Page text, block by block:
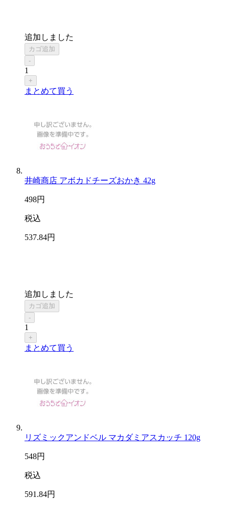
追加しました
カゴ追加
-
1
+
まとめて買う
井崎商店 アボカドチーズおかき 42g
498円
税込
537.84円
追加しました
カゴ追加
-
1
+
まとめて買う
リズミックアンドベル マカダミアスカッチ 120g
548円
税込
591 .84円